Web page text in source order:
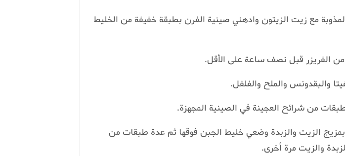
مع زيت الزيتون وادهني صينية الفرن بطبقة خفيفة من الخليط
بمزيج الزيت والزبدة وضعي خليط الجبن فوقها ثم عدة طبقات من
والزيت مرة أخرى.